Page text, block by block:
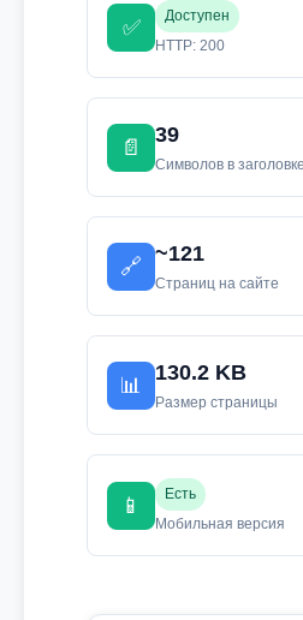
✅
Доступен
HTTP: 200
📄
39
Символов в заголовке
🔗
~121
Страниц на сайте
📊
130.2 KB
Размер страницы
📱
Есть
Мобильная версия